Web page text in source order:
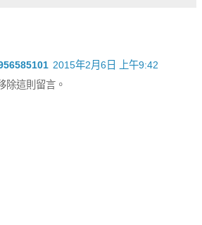
2015年2月6日 上午9:42
除這則留言。